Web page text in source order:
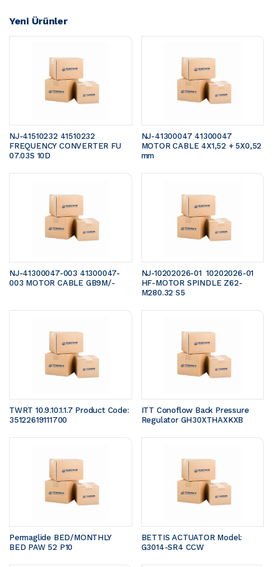
Yeni Ürünler
NJ-41510232 41510232
FREQUENCY CONVERTER FU
07.03S 10D
NJ-41300047 41300047
MOTOR CABLE 4X1,52 + 5X0,52
mm
NJ-41300047-003 41300047-
003 MOTOR CABLE GB9M/-
NJ-10202026-01  10202026-01
HF-MOTOR SPINDLE Z62-
M280.32 S5
TWRT 10.9.10.1.1.7 Product Code:
35122619111700
ITT Conoflow Back Pressure
Regulator GH30XTHAXKXB
Permaglide BED/MONTHLY
BED PAW 52 P10
BETTIS ACTUATOR Model:
G3014-SR4 CCW